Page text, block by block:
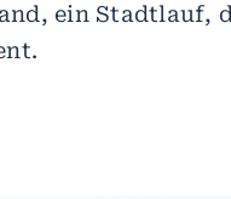
ein Stadtlauf,